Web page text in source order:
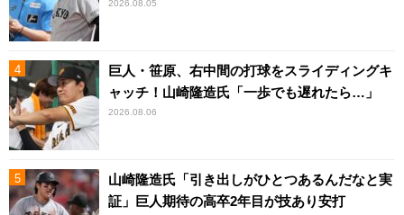
2026.08.05
巨人・笹原、右中間の打球をスライディングキ
ャッチ！山崎隆造氏「一歩でも遅れたら…」
2026.08.06
山崎隆造氏「引き出しがひとつあるんだなと実
証」巨人期待の高卒2年目が技あり安打